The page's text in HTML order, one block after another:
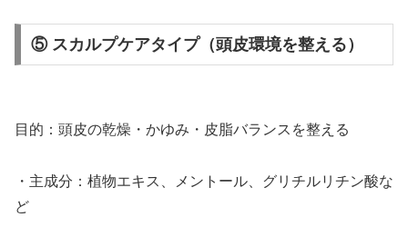
⑤ スカルプケアタイプ（頭皮環境を整える）
目的：頭皮の乾燥・かゆみ・皮脂バランスを整える
・主成分：植物エキス、メントール、グリチルリチン酸な
ど